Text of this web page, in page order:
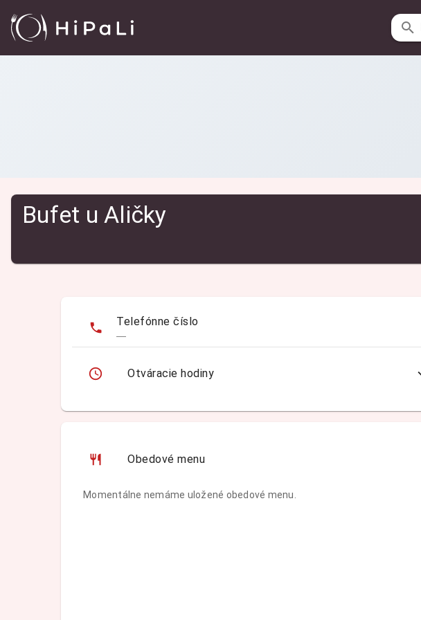
Reštaurácie Bufet u Aličky
Bufet u Aličky
Telefónne číslo
—
Otváracie hodiny
Obedové menu
Momentálne nemáme uložené obedové menu.